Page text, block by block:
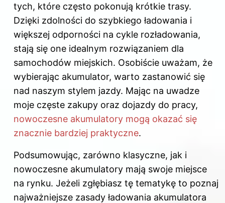
tych, które często pokonują krótkie trasy.
Dzięki zdolności do szybkiego ładowania i
większej odporności na cykle rozładowania,
stają się one idealnym rozwiązaniem dla
samochodów miejskich. Osobiście uważam, że
wybierając akumulator, warto zastanowić się
nad naszym stylem jazdy. Mając na uwadze
moje częste zakupy oraz dojazdy do pracy,
nowoczesne akumulatory mogą okazać się
znacznie bardziej praktyczne.
Podsumowując, zarówno klasyczne, jak i
nowoczesne akumulatory mają swoje miejsce
na rynku. Jeżeli zgłębiasz tę tematykę to poznaj
najważniejsze zasady ładowania akumulatora